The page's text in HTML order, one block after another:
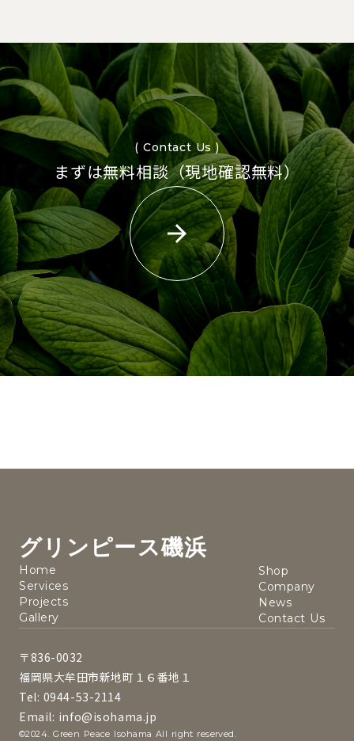
( Contact Us )
まずは無料相談（現地確認無料）
arrow_forward
グリンピース磯浜
Home
Services
Projects
Gallery
Shop
Company
News
Contact Us
〒836-0032
福岡県大牟田市新地町１６番地１
Tel: 0944-53-2114
Email: info@isohama.jp
©2024. Green Peace Isohama All right reserved.